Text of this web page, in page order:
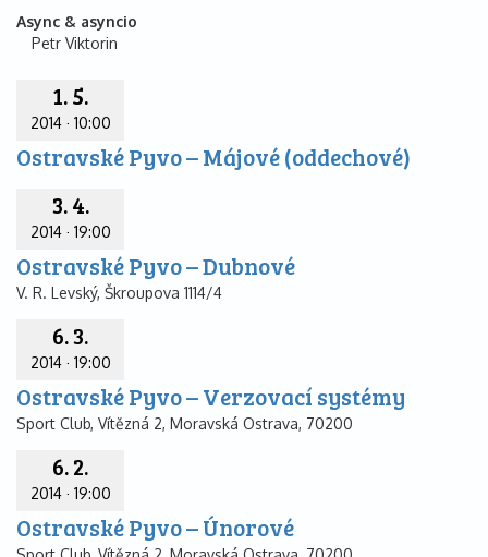
Async & asyncio
Petr Viktorin
1. 5.
2014· 10:00
Ostravské Pyvo – Májové (oddechové)
3. 4.
2014· 19:00
Ostravské Pyvo – Dubnové
V. R. Levský, Škroupova 1114/4
6. 3.
2014· 19:00
Ostravské Pyvo – Verzovací systémy
Sport Club, Vítězná 2, Moravská Ostrava, 70200
6. 2.
2014· 19:00
Ostravské Pyvo – Únorové